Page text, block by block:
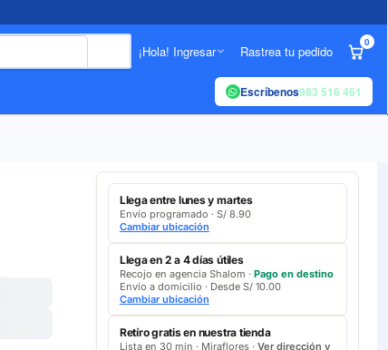
¡Hola! Ingresar Rastrea tu pedido
0
Escríbenos983 516 461
Llega entre lunes y martes
Envío programado · S/ 8.90
Cambiar ubicación
Llega en 2 a 4 días útiles
Recojo en agencia Shalom · Pago en destino
Envío a domicilio · Desde S/ 10.00
Cambiar ubicación
Retíro gratis en nuestra tienda
Lista en 30 min · Miraflores · Ver dirección y